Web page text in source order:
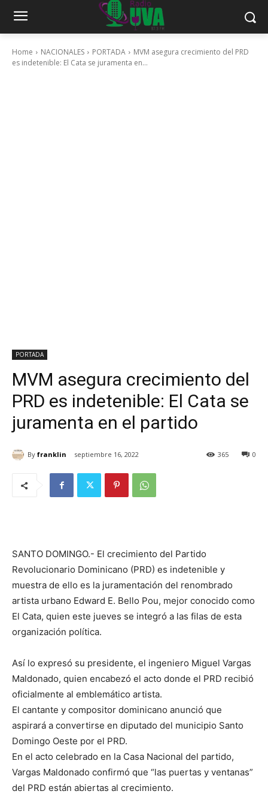
Home NACIONALES PORTADA
MVM asegura crecimiento del PRD
es indetenible: El Cata se juramenta en...
PORTADA
MVM asegura crecimiento del
PRD es indetenible: El Cata se
juramenta en el partido
By franklin septiembre 16, 2022 0
365
SANTO DOMINGO.- El crecimiento del Partido
Revolucionario Dominicano (PRD) es indetenible y
muestra de ello es la juramentación del renombrado
artista urbano Edward E. Bello Pou, mejor conocido como
El Cata, ​quien este jueves se integró a las filas de esta
organización política.
Así lo expresó su presidente, el ingeniero Miguel Vargas
Maldonado, quien encabezó el acto donde el PRD recibió
oficialmente al emblemático artista.
El cantante y compositor dominicano anunció que
aspirará a convertirse en diputado del municipio Santo
Domingo Oeste por el PRD.
En el acto celebrado en la Casa Nacional del partido,
Vargas Maldonado confirmó que “las puertas y ventanas”
del PRD están abiertas al crecimiento.